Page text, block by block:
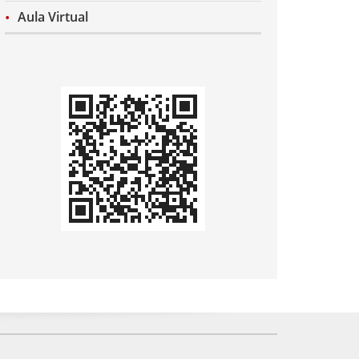
Aula Virtual